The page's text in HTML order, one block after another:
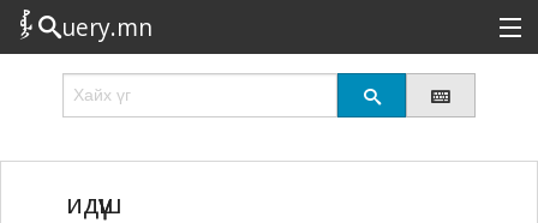
uery.mn
Сонирхолтой
идүүш